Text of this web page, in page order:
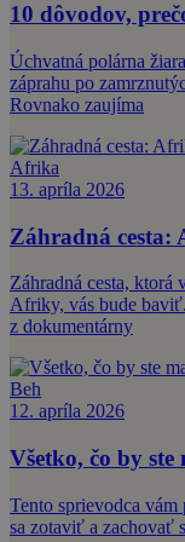
10 dôvodov,
Úchvatná polárna
záprahu po
Rovnako zaujíma
Afrika
13. apríla 2026
Záhradná cesta:
Záhradná cesta, ktorá
Afriky, vás bude
z dokumentárny
Beh
12. apríla 2026
Všetko, čo by
Tento sprievodca
sa zotaviť a zachovať